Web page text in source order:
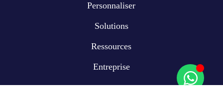
Personnaliser
Solutions
Ressources
Entreprise